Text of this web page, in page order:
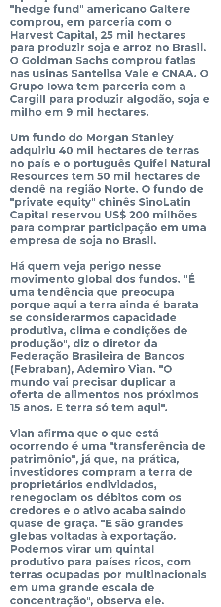
"hedge fund" americano Galtere
comprou, em parceria com o
Harvest Capital, 25 mil hectares
para produzir soja e arroz no Brasil.
O Goldman Sachs comprou fatias
nas usinas Santelisa Vale e CNAA. O
Grupo Iowa tem parceria com a
Cargill para produzir algodão, soja e
milho em 9 mil hectares.
Um fundo do Morgan Stanley
adquiriu 40 mil hectares de terras
no país e o português Quifel Natural
Resources tem 50 mil hectares de
dendê na região Norte. O fundo de
"private equity" chinês SinoLatin
Capital reservou US$ 200 milhões
para comprar participação em uma
empresa de soja no Brasil.
Há quem veja perigo nesse
movimento global dos fundos. "É
uma tendência que preocupa
porque aqui a terra ainda é barata
se considerarmos capacidade
produtiva, clima e condições de
produção", diz o diretor da
Federação Brasileira de Bancos
(Febraban), Ademiro Vian. "O
mundo vai precisar duplicar a
oferta de alimentos nos próximos
15 anos. E terra só tem aqui".
Vian afirma que o que está
ocorrendo é uma "transferência de
patrimônio", já que, na prática,
investidores compram a terra de
proprietários endividados,
renegociam os débitos com os
credores e o ativo acaba saindo
quase de graça. "E são grandes
glebas voltadas à exportação.
Podemos virar um quintal
produtivo para países ricos, com
terras ocupadas por multinacionais
em uma grande escala de
concentração", observa ele.